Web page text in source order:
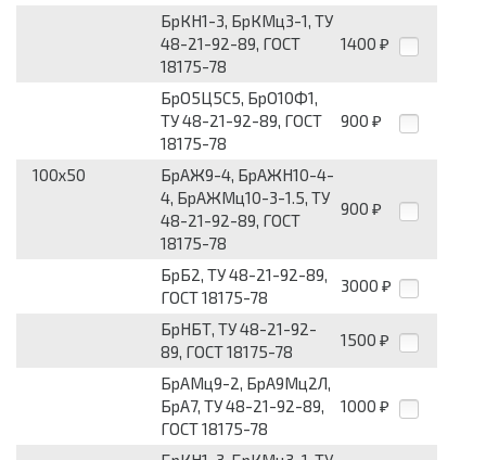
БрКН1-3, БрКМц3-1, ТУ
48-21-92-89, ГОСТ
18175-78
1400 ₽
БрО5Ц5С5, БрО10Ф1,
ТУ 48-21-92-89, ГОСТ
18175-78
900 ₽
100x50
БрАЖ9-4, БрАЖН10-4-
4, БрАЖМц10-3-1.5, ТУ
48-21-92-89, ГОСТ
18175-78
900 ₽
БрБ2, ТУ 48-21-92-89,
ГОСТ 18175-78
3000 ₽
БрНБТ, ТУ 48-21-92-
89, ГОСТ 18175-78
1500 ₽
БрАМц9-2, БрА9Мц2Л,
БрА7, ТУ 48-21-92-89,
ГОСТ 18175-78
1000 ₽